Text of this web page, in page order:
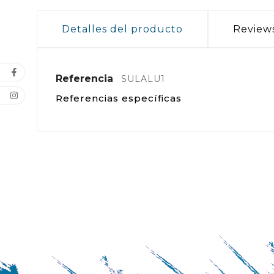
Detalles del producto
Referencia SULALU1
Referencias específicas